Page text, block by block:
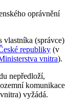
oprávnění
(správce)
republiky (v
vnitra).
nepředloží,
komunikace
vyžádá.